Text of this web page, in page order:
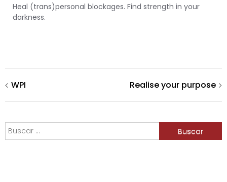
Heal (trans)personal blockages. Find strength in your
darkness.
Navegación
entradas
WPI Realise your purpose
Buscar: